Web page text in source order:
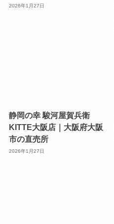
2026年1月27日
静岡の幸 駿河屋賀兵衛
KITTE大阪店｜大阪府大阪
市の直売所
2026年1月27日